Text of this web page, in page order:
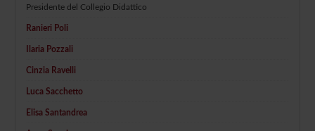
Presidente del Collegio Didattico
Ranieri Poli
Ilaria Pozzali
Cinzia Ravelli
Luca Sacchetto
Elisa Santandrea